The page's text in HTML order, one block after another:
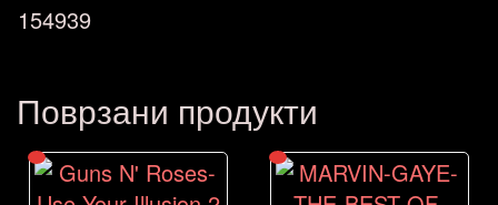
154939
Поврзани продукти